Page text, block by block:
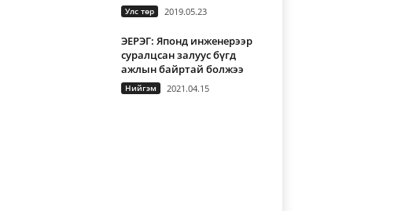
Улс төр 2019.05.23
ЭЕРЭГ: Японд инженерээр
суралцсан залуус бүгд
ажлын байртай болжээ
Нийгэм 2021.04.15